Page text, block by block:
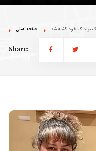
صفحه اصلی بولداگ خود کشته شد
Share: